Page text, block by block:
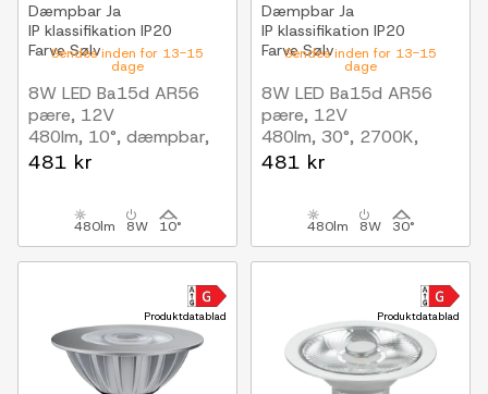
Sendes inden for 13-15
dage
Dæmpbar Ja
IP klassifikation IP20
FarveSølv
8W LED Ba15d AR56
pære, 12V
480lm, 10°, dæmpbar,
2700K, grå finish
481 kr
480lm 8W 10°
Sendes inden for 13-15
dage
Dæmpbar Ja
IP klassifikation IP20
FarveSølv
8W LED Ba15d AR56
pære, 12V
480lm, 30°, 2700K,
dæmpbar, grå, AC/DC
481 kr
480lm 8W 30°
Produktdatablad Produktdatablad